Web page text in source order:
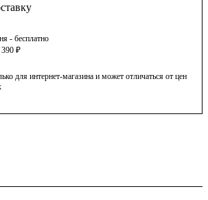
- бесплатно
390 ₽
для интернет-магазина и может отличаться от цен